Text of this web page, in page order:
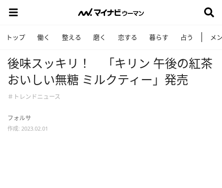
トップ 働く 整える 磨く 恋する 暮らす 占う メ
後味スッキリ！ 「キリン 午後の紅茶
おいしい無糖 ミルクティー」発売
＃トレンドニュース
フォルサ
作成: 2023.02.01